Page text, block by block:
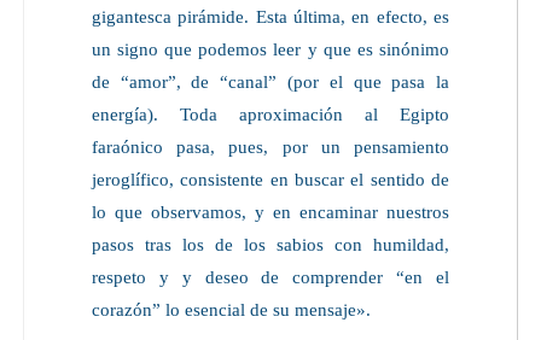
gigantesca pirámide. Esta última, en efecto, es
un signo que podemos leer y que es sinónimo
de “amor”, de “canal” (por el que pasa la
energía). Toda aproximación al Egipto
faraónico pasa, pues, por un pensamiento
jeroglífico, consistente en buscar el sentido de
lo que observamos, y en encaminar nuestros
pasos tras los de los sabios con humildad,
respeto y y deseo de comprender “en el
corazón” lo esencial de su mensaje».